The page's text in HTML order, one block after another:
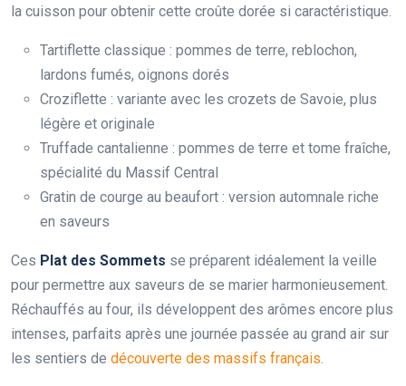
la cuisson pour obtenir cette croûte dorée si caractéristique.
Tartiflette classique : pommes de terre, reblochon,
lardons fumés, oignons dorés
Croziflette : variante avec les crozets de Savoie, plus
légère et originale
Truffade cantalienne : pommes de terre et tome fraîche,
spécialité du Massif Central
Gratin de courge au beaufort : version automnale riche
en saveurs
Ces Plat des Sommets se préparent idéalement la veille
pour permettre aux saveurs de se marier harmonieusement.
Réchauffés au four, ils développent des arômes encore plus
intenses, parfaits après une journée passée au grand air sur
les sentiers de découverte des massifs français